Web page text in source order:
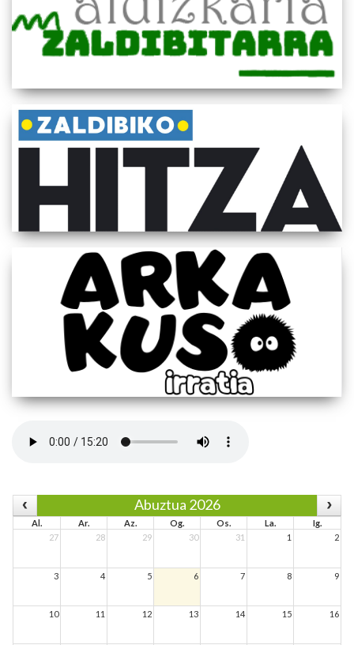
Abuztua 2026
Al. Ar. Az. Og. Os. La.
Ig.
27
28 29 30 31 1 2
3 4 5 6 7 8 9
10 11 12 13 14 15 16